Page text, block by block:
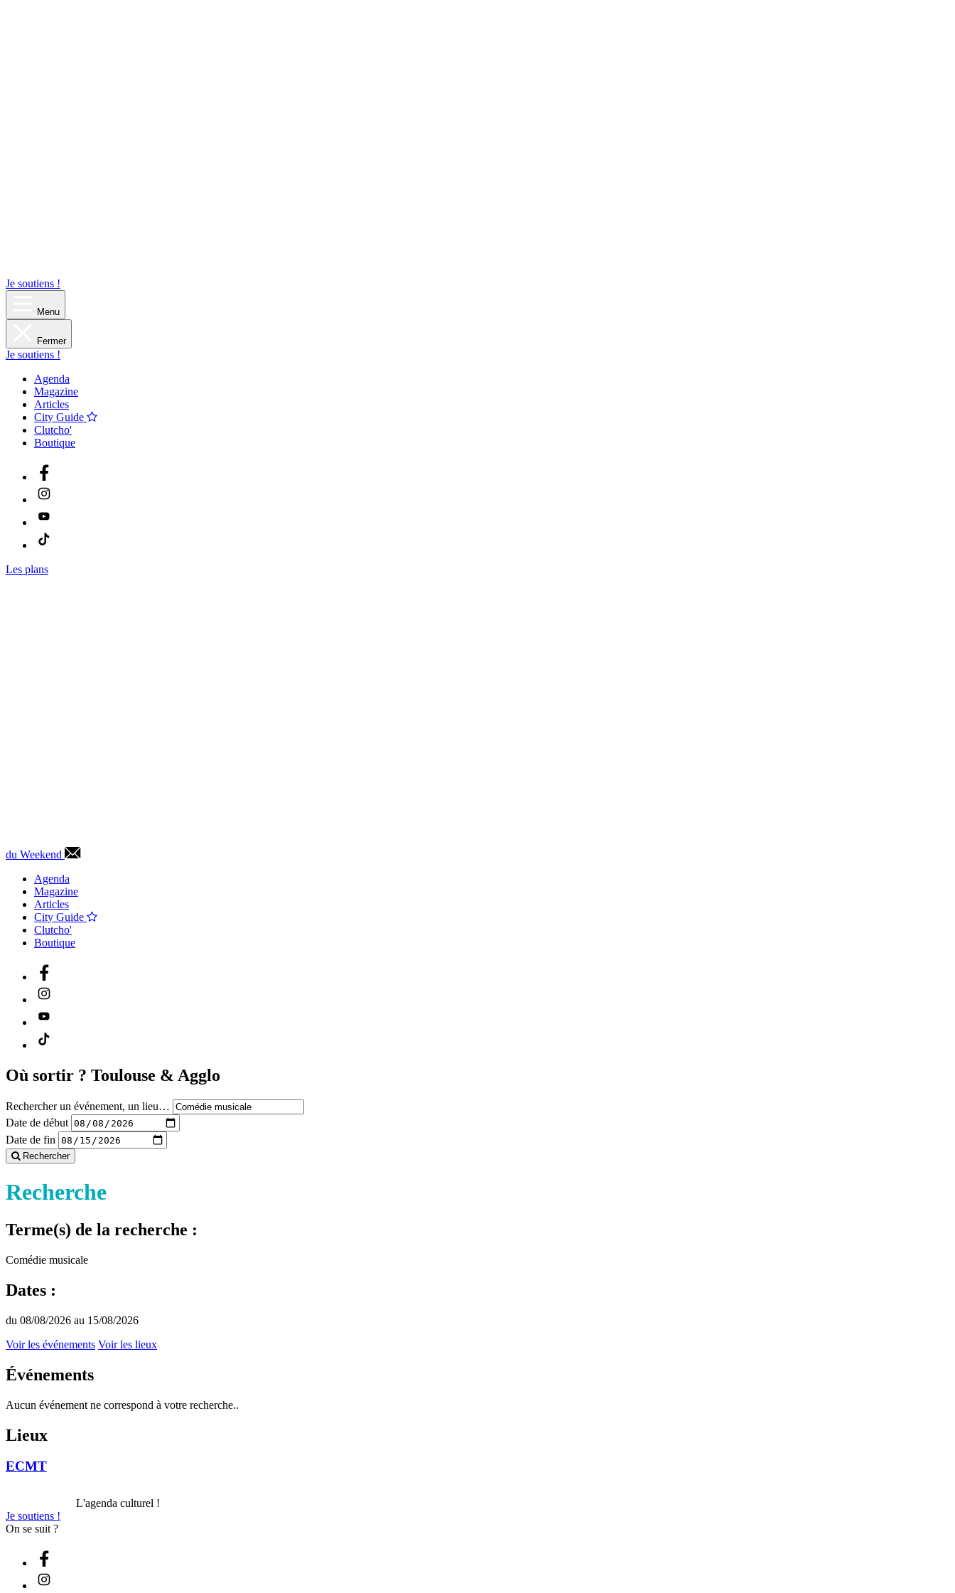
Je soutiens !
Menu
Fermer
Je soutiens !
Agenda
Magazine
Articles
City Guide
Clutcho'
Boutique
Les plans
du Weekend
Agenda
Magazine
Articles
City Guide
Clutcho'
Boutique
Où sortir ? Toulouse & Agglo
Rechercher un événement, un lieu…
Date de début
Date de fin
Rechercher
Recherche
Terme(s) de la recherche :
Comédie musicale
Dates :
du 08/08/2026 au 15/08/2026
Voir les événements Voir les lieux
Événements
Aucun événement ne correspond à votre recherche..
Lieux
ECMT
L'agenda culturel !
Je soutiens !
On se suit ?